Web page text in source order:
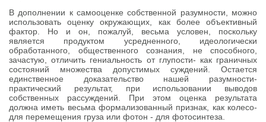
В дополнении к самооценке собственной разумности, можно
использовать оценку окружающих, как более объективный
фактор. Но и он, пожалуй, весьма условен, поскольку
является продуктом усредненного, идеологически
обработанного, общественного сознания, не способного,
зачастую, отличить гениальность от глупости- как граничных
состояний множества допустимых суждений. Остается
единственное доказательство нашей разумности-
практический результат, при использовании выводов
собственных рассуждений. При этом оценка результата
должна иметь весьма формализованный признак, как колесо-
для перемещения груза или фотон - для фотосинтеза.